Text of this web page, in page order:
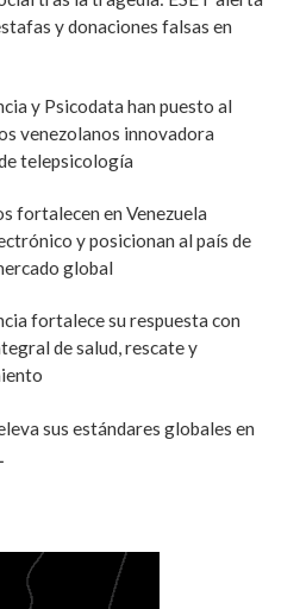
y donaciones falsas en
y Psicodata han puesto al
venezolanos innovadora
telepsicología
fortalecen en Venezuela
y posicionan al país de
global
fortalece su respuesta con
de salud, rescate y
sus estándares globales en